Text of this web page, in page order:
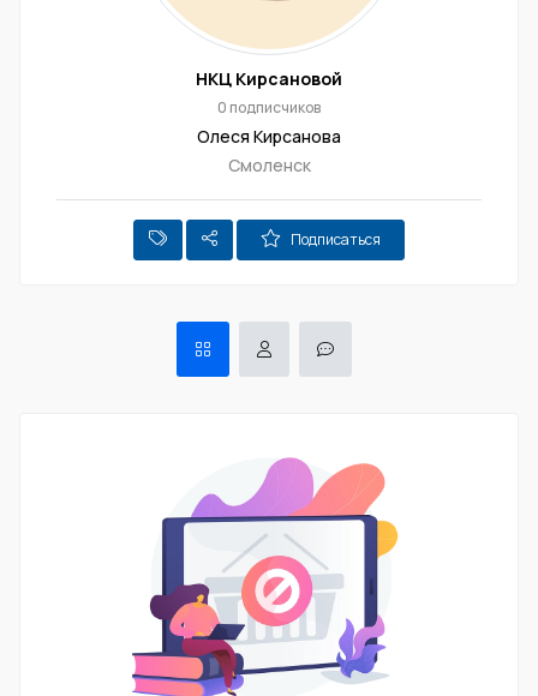
НКЦ Кирсановой
0 подписчиков
Олеся Кирсанова
Смоленск
Подписаться